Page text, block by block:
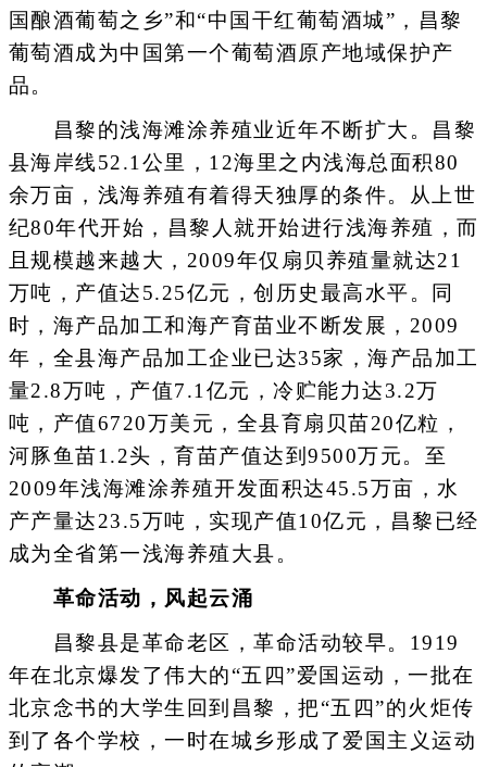
国酿酒葡萄之乡”和“中国干红葡萄酒城”，昌黎
葡萄酒成为中国第一个葡萄酒原产地域保护产
品。
昌黎的浅海滩涂养殖业近年不断扩大。昌黎
县海岸线52.1公里，12海里之内浅海总面积80
余万亩，浅海养殖有着得天独厚的条件。从上世
纪80年代开始，昌黎人就开始进行浅海养殖，而
且规模越来越大，2009年仅扇贝养殖量就达21
万吨，产值达5.25亿元，创历史最高水平。同
时，海产品加工和海产育苗业不断发展，2009
年，全县海产品加工企业已达35家，海产品加工
量2.8万吨，产值7.1亿元，冷贮能力达3.2万
吨，产值6720万美元，全县育扇贝苗20亿粒，
河豚鱼苗1.2头，育苗产值达到9500万元。至
2009年浅海滩涂养殖开发面积达45.5万亩，水
产产量达23.5万吨，实现产值10亿元，昌黎已经
成为全省第一浅海养殖大县。
革命活动，风起云涌
昌黎县是革命老区，革命活动较早。1919
年在北京爆发了伟大的“五四”爱国运动，一批在
北京念书的大学生回到昌黎，把“五四”的火炬传
到了各个学校，一时在城乡形成了爱国主义运动